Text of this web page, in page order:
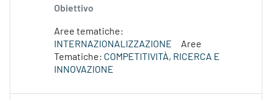
Obiettivo
Aree tematiche:
INTERNAZIONALIZZAZIONE
Aree
Tematiche: COMPETITIVITÀ, RICERCA E
INNOVAZIONE